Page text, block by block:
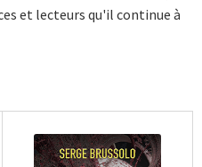
et lecteurs qu'il continue à